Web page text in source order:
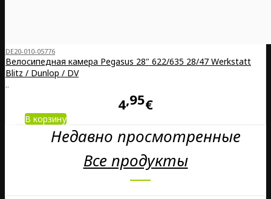
DE20-010-05776
Велосипедная камера Pegasus 28" 622/635 28/47 Werkstatt
Blitz / Dunlop / DV
..
4 95€
В корзину
Недавно просмотренные
Все продукты